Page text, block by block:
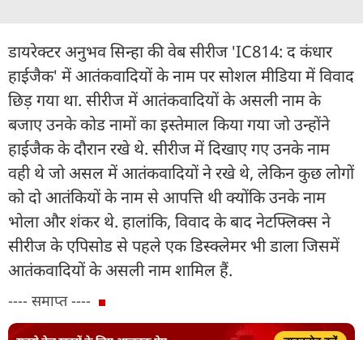
डायरेक्टर अनुभव सिन्हा की वेब सीरीज 'IC814: द कंधार
हाईजैक' में आतंकवादियों के नाम पर सोशल मीडिया में विवाद
छिड़ गया था. सीरीज में आतंकवादियों के असली नाम के
बजाए उनके कोड नामों का इस्तेमाल किया गया जो उन्होंने
हाईजैक के दौरान रखे थे. सीरीज में दिखाए गए उनके नाम
वही थे जो असल में आतंकवादियों ने रखे थे, लेकिन कुछ लोगों
को दो आतंकियों के नाम से आपत्ति थी क्योंकि उनके नाम
भोला और शंकर थे. हालांकि, विवाद के बाद नेटफ्लिक्स ने
सीरीज के एपिसोड से पहले एक डिस्क्लेमर भी डाला जिसमें
आतंकवादियों के असली नाम शामिल हैं.
---- समाप्त ----